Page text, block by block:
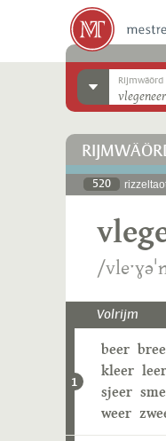
Rijmwäörd
520
/
Volrijm
1
beer
kleer leer
sjeer
weer